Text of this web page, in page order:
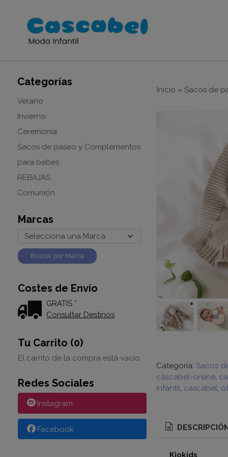
Categorías
Verano
Invierno
Ceremonia
Sacos de paseo y Complementos
para bebes
REBAJAS
Comunión
Marcas
Costes de Envío
GRATIS *
Consultar Destinos
Tu Carrito (0)
El carrito de la compra está vacío
Redes Sociales
Instagram
Facebook
Inicio » Sacos de
Categoría: Sacos
cascabel-online
infantil cascabel
Kiokids